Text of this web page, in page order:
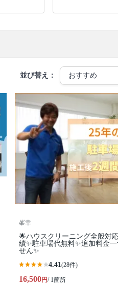
並び替え：
峯幸
🌟ハウスクリーニング全般対
績✨駐車場代無料✨追加料金
せん✨
4.41(28件)
16,500円/ 1箇所